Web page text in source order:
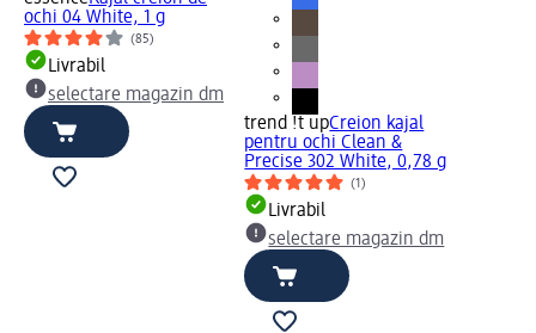
ochi 04 White, 1 g
(85)
Livrabil
selectare magazin dm
trend !t upCreion kajal
pentru ochi Clean &
Precise 302 White, 0,78 g
(1)
Livrabil
selectare magazin dm